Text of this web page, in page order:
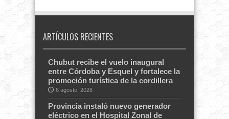
ARTÍCULOS RECIENTES
Chubut recibe el vuelo inaugural
entre Córdoba y Esquel y fortalece la
promoción turística de la cordillera
6 agosto, 2026
Provincia instaló nuevo generador
eléctrico en el Hospital Zonal de